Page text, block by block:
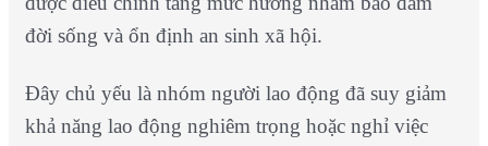
đời sống và ổn định an sinh xã hội.
Đây chủ yếu là nhóm người lao động đã suy giảm
khả năng lao động nghiêm trọng hoặc nghỉ việc